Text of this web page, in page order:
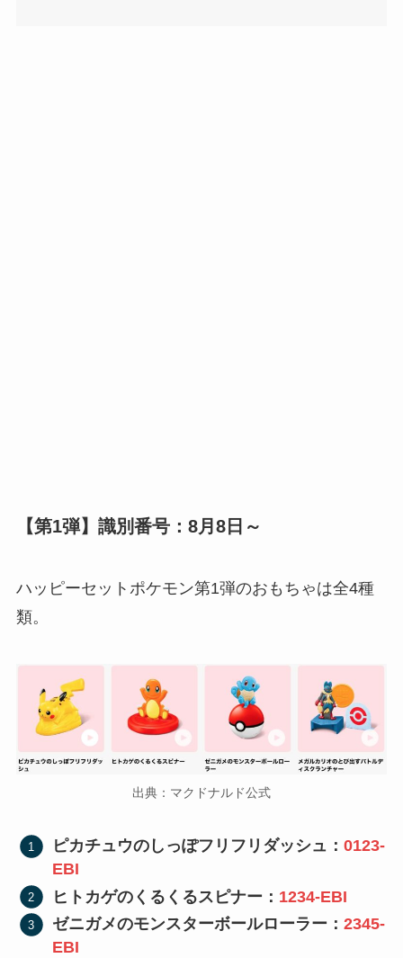
【第1弾】識別番号：8月8日～
ハッピーセットポケモン第1弾のおもちゃは全4種
類。
出典：マクドナルド公式
ピカチュウのしっぽフリフリダッシュ：0123-
EBI
ヒトカゲのくるくるスピナー： 1234-EBI
ゼニガメのモンスターボールローラー：2345-
EBI